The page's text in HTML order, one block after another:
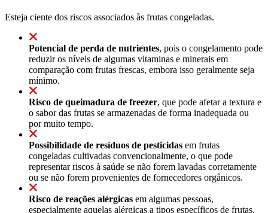
Esteja ciente dos riscos associados às frutas congeladas.
Potencial de perda de nutrientes, pois o congelamento pode
reduzir os níveis de algumas vitaminas e minerais em
comparação com frutas frescas, embora isso geralmente seja
mínimo.
Risco de queimadura de freezer, que pode afetar a textura e
o sabor das frutas se armazenadas de forma inadequada ou
por muito tempo.
Possibilidade de resíduos de pesticidas em frutas
congeladas cultivadas convencionalmente, o que pode
representar riscos à saúde se não forem lavadas corretamente
ou se não forem provenientes de fornecedores orgânicos.
Risco de reações alérgicas em algumas pessoas,
especialmente aquelas alérgicas a tipos específicos de frutas,